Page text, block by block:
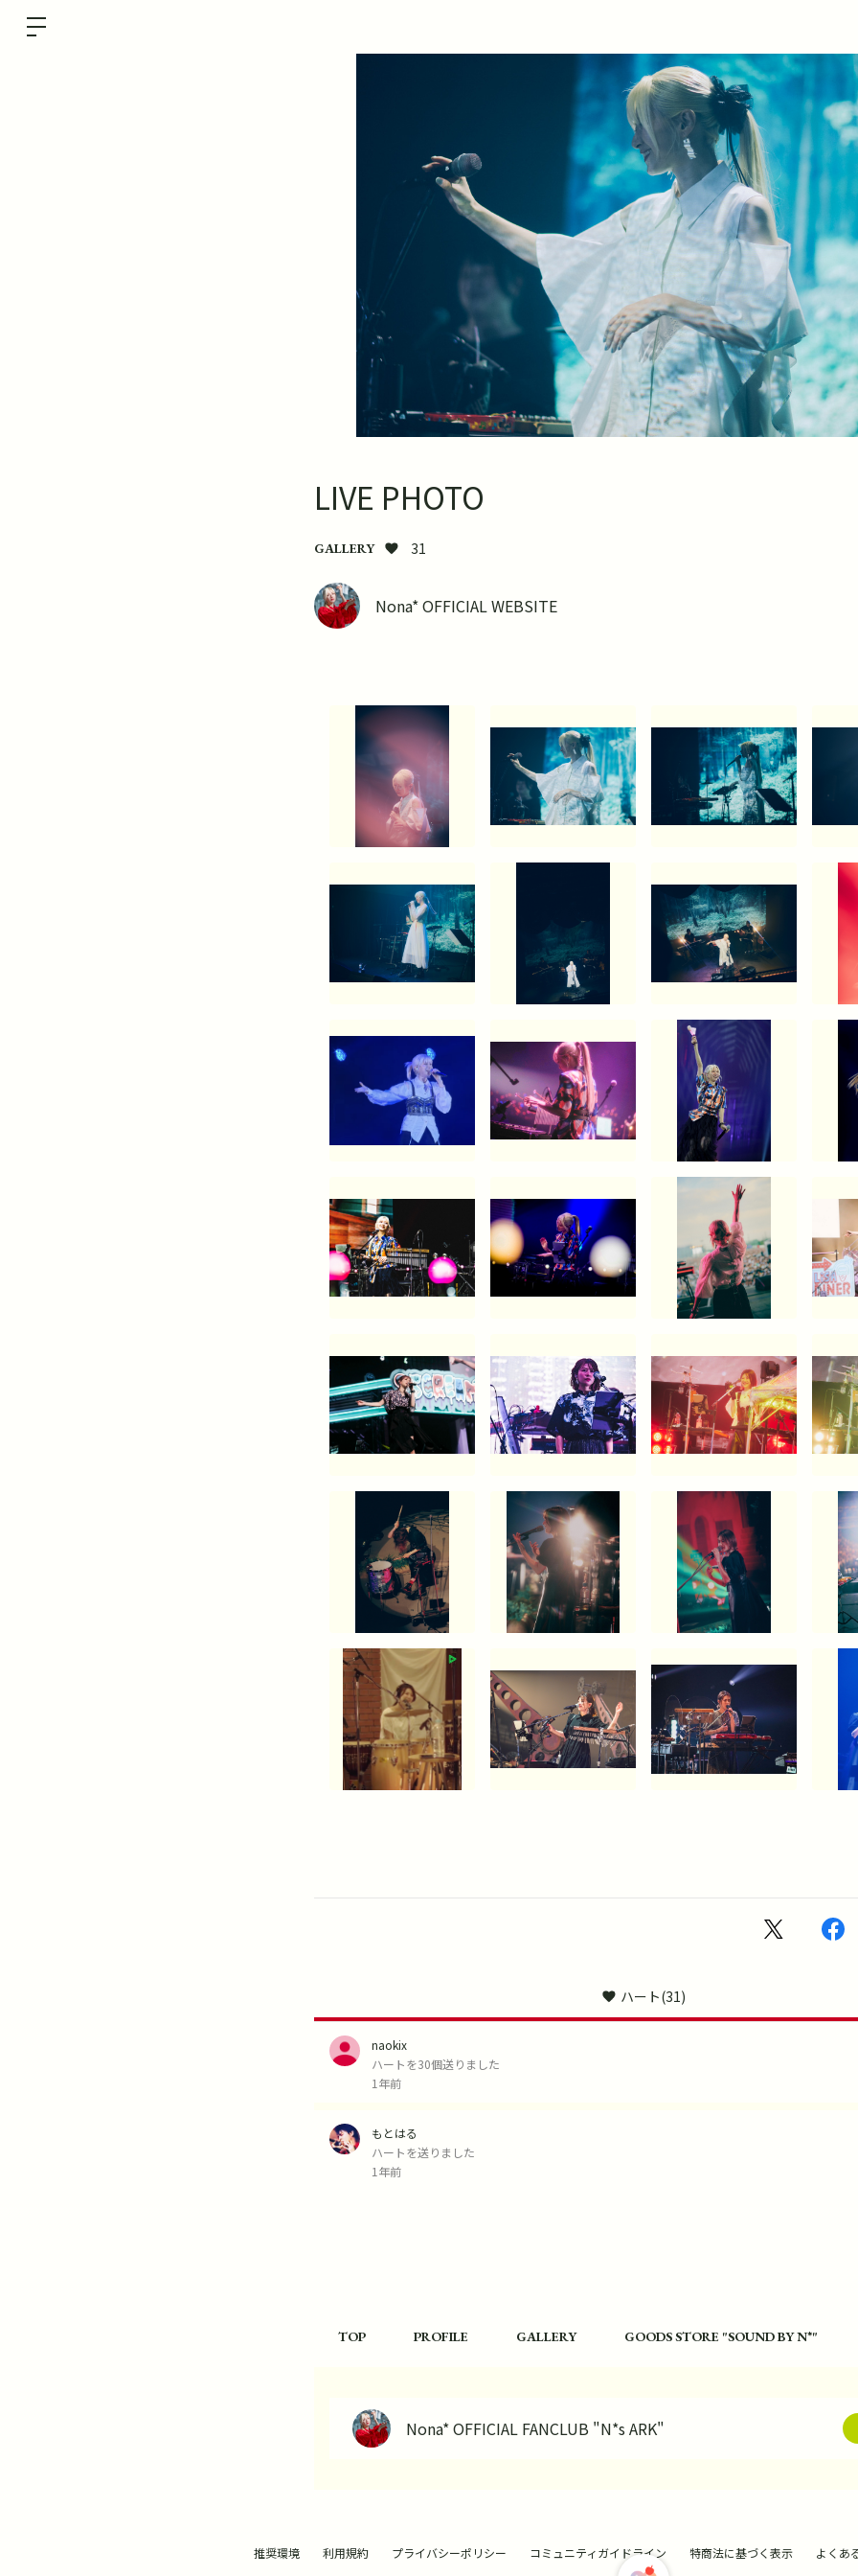
LIVE PHOTO
GALLERY 31
Nona* OFFICIAL WEBSITE
ハート(31)
naokix
ハートを30個送りました
1年前
もとはる
ハートを送りました
1年前
TOP PROFILE GALLERY GOODS STORE "SOUND BY N*"
Nona* OFFICIAL FANCLUB "N*s ARK"
推奨環境 利用規約 プライバシーポリシー コミュニティガイドライン 特商法に基づく表示 よくあ